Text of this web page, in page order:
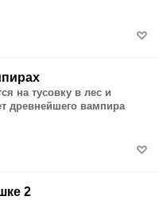
на тусовку в лес и
древнейшего вампира
2